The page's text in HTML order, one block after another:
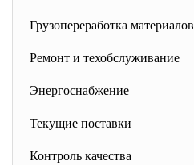
Грузопереработка материалов
Ремонт и техобслуживание
Энергоснабжение
Текущие поставки
Контроль качества